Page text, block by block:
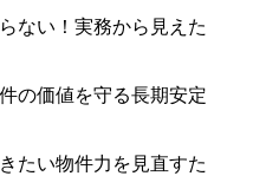
ない！実務から見えた
の価値を守る長期安定
たい物件力を見直すた